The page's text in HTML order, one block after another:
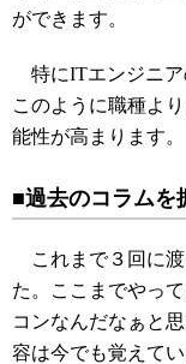
ができます。
特にITエンジニア
このように職種よ
能性が高まります。
■過去のコラムを
これまで３回に渡
た。ここまでやっ
コンなんだなぁと
容は今でも覚えて